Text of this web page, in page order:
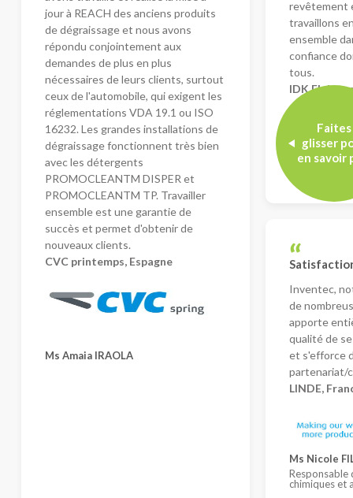
Faites
glisser
en savoir
jour à REACH des anciens produits
de dégraissage et nous avons
répondu conjointement aux
demandes de plus en plus
nécessaires de leurs clients, surtout
ceux de l'automobile, qui exigent les
réglementations VDA 19.1 ou ISO
16232. Les grandes installations de
dégraissage fonctionnent très bien
avec les détergents
PROMOCLEANTM DISPER et
PROMOCLEANTM TP. Travailler
ensemble est une garantie de
succès et permet d'obtenir de
nouveaux clients.
CVC printemps, Espagne
Ms Amaia IRAOLA
revêtement
travaillons
ensemble
confiance
tous.
IDK
Juanjo
Inventec,
de
apporte
qualité de
et s'efforce
partenariat/
LINDE,
Ms Nicole
Responsable
chimiques et